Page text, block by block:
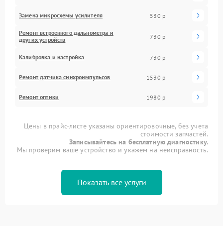
Замена микросхемы усилителя 530 р
Ремонт встроенного дальнометра и
других устройств
730 р
Калибровка и настройка 730 р
Ремонт датчика синхроимпульсов 1530 р
Ремонт оптики 1980 р
Цены в прайс-листе указаны ориентировочные, без учета
стоимости запчастей.
Записывайтесь на бесплатную диагностику.
Мы проверим ваше устройство и укажем на неисправность.
Показать все услуги